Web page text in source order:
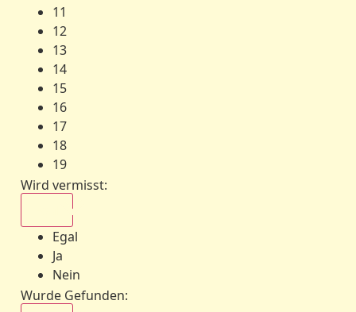
11
12
13
14
15
16
17
18
19
Wird vermisst:
Egal
Ja
Nein
Wurde Gefunden: